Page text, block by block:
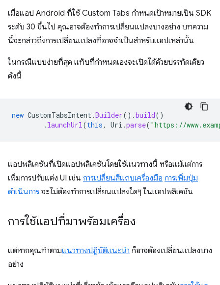
เมื่อแอป Android ที่ใช้ Custom Tabs กำหนดเป้าหมายเป็น SDK
ระดับ 30 ขึ้นไป คุณอาจต้องทำการเปลี่ยนแปลงบางอย่าง บทความ
นี้จะกล่าวถึงการเปลี่ยนแปลงที่อาจจำเป็นสำหรับแอปเหล่านั้น
ในกรณีแบบง่ายที่สุด แท็บที่กำหนดเองจะเปิดได้ด้วยบรรทัดเดียว
ดังนี้
new CustomTabsIntent.Builder().build()
. launchUrl(this, Uri .parse( "https://
แอปพลิเคชันที่เปิดแอปพลิเคชันโดยใช้แนวทางนี้ หรือแม้แต่การ
เพิ่มการปรับแต่ง UI เช่น การเปลี่ยนสีแถบเครื่องมือ การเพิ่มปุ่ม
ดำเนินการ จะไม่ต้องทำการเปลี่ยนแปลงใดๆ ในแอปพลิเคชัน
การใช้แอปที่มาพร้อมเครื่อง
แต่หากคุณทำตามแนวทางปฏิบัติแนะนำ ก็อาจต้องเปลี่ยนแปลงบาง
อย่าง